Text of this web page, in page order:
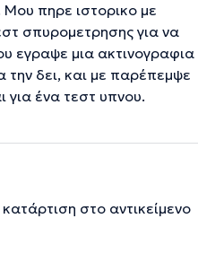
Μου πηρε ιστορικο με
σπυρομετρησης για να
εγραψε μια ακτινογραφια
δει, και με παρέπεμψε
για ένα τεστ υπνου.
στο αντικείμενο